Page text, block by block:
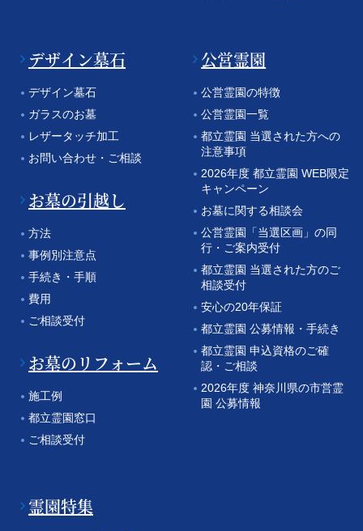
デザイン墓石
デザイン墓石
ガラスのお墓
レザータッチ加工
お問い合わせ・ご相談
お墓の引越し
方法
事例別注意点
手続き・手順
費用
ご相談受付
お墓のリフォーム
施工例
都立霊園窓口
ご相談受付
公営霊園
公営霊園の特徴
公営霊園一覧
都立霊園 当選された方への
注意事項
2026年度 都立霊園 WEB限定
キャンペーン
お墓に関する相談会
公営霊園「当選区画」の同
行・ご案内受付
都立霊園 当選された方のご
相談受付
安心の20年保証
都立霊園 公募情報・手続き
都立霊園 申込資格のご確
認・ご相談
2026年度 神奈川県の市営霊
園 公募情報
霊園特集